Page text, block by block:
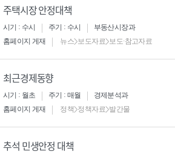
주택시장 안정대책
시기 : 수시 주기 : 수시
부동산시장과
홈페이지 게재
뉴스>보도자료>보도·참고자료
최근경제동향
시기 : 월초 주기 : 매월
경제분석과
홈페이지 게재
정책>정책자료>발간물
추석 민생안정 대책